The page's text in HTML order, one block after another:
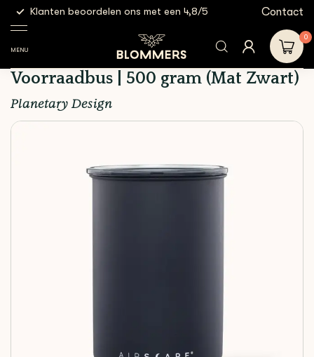
Klanten beoordelen ons met een 4,8/5 Gratis
Contact
MENU
0
Planetary Design -
Airscape Voorraadbus | 500
gram (Mat Zwart)
Planetary Design - Airscape
Voorraadbus | 500 gram (Mat Zwart)
Planetary Design